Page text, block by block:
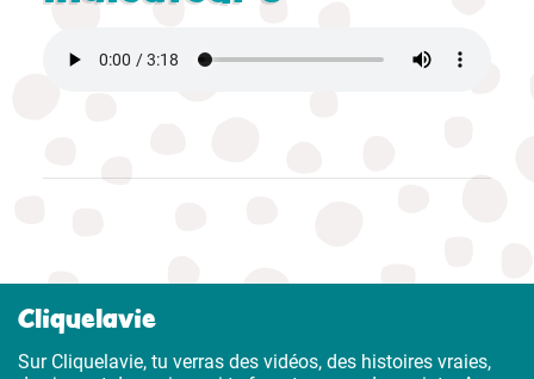
Cliquelavie
Sur Cliquelavie, tu verras des vidéos, des histoires vraies,